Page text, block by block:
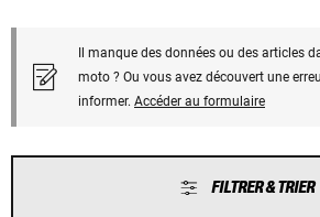
Il manque des données ou des articles
moto ? Ou vous avez découvert une
informer. Accéder au formulaire
FILTRER & TRIER